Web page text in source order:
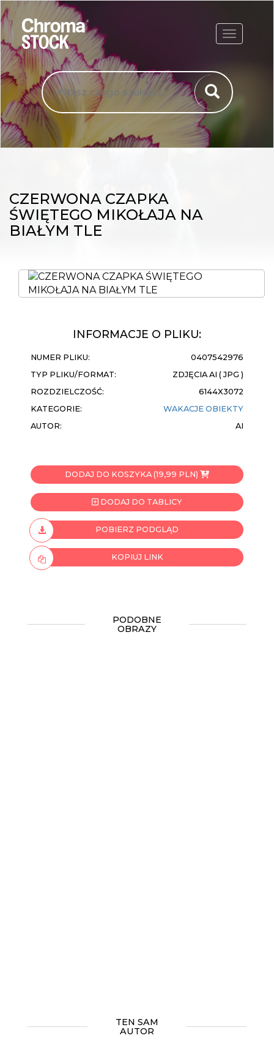
CZERWONA CZAPKA
ŚWIĘTEGO MIKOŁAJA NA
BIAŁYM TLE
INFORMACJE O PLIKU:
NUMER PLIKU:
0407542976
TYP PLIKU/FORMAT:
ZDJĘCIA AI ( JPG )
ROZDZIELCZOŚĆ:
6144X3072
KATEGORIE:
WAKACJE OBIEKTY
AUTOR:
AI
DODAJ DO KOSZYKA (19,99 PLN)
DODAJ DO TABLICY
POBIERZ PODGLĄD
KOPIUJ LINK
PODOBNE
OBRAZY
TEN SAM
AUTOR